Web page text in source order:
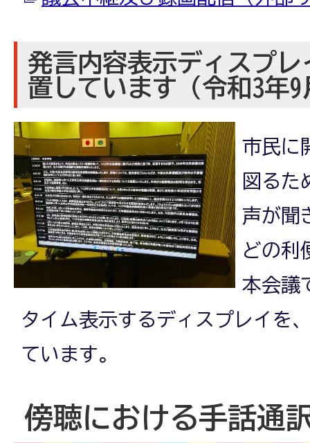
発言内容表示ディスプ
置しています（令和3年
市民に
図るた
声が聞
どの利
本会議
タイム表示するディスプレイを
ています。
傍聴における手話通